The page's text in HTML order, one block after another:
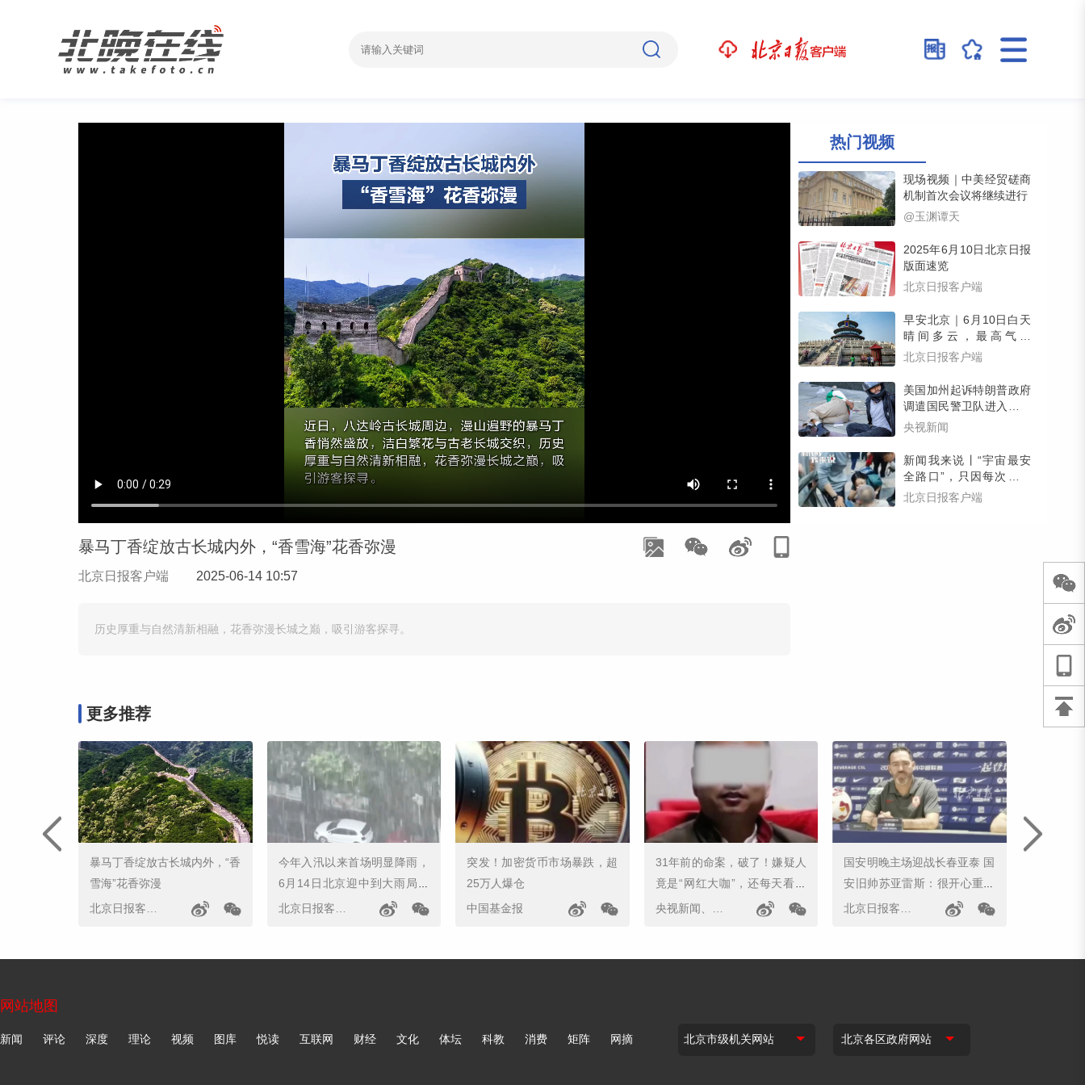
热门视频
现场视频｜中美经贸磋商
机制首次会议将继续进行
@玉渊谭天
2025年6月10日北京日报
版面速览
北京日报客户端
早安北京｜6月10日白天
晴间多云，最高气温
34℃，限号2和7
北京日报客户端
美国加州起诉特朗普政府
调遣国民警卫队进入洛杉
矶
央视新闻
新闻我来说丨“宇宙最安
全路口”，只因每次都有
人出手
北京日报客户端
暴马丁香绽放古长城内外，“香雪海”花香弥漫
北京日报客户端 2025-06-14 10:57
历史厚重与自然清新相融，花香弥漫长城之巅，吸引游客探寻。
更多推荐
暴马丁香绽放古长城内外，“香
雪海”花香弥漫
今年入汛以来首场明显降雨，
6月14日北京迎中到大雨局地
暴雨
突发！加密货币市场暴跌，超
25万人爆仓
中国基金报
31年前的命案，破了！嫌疑人
竟是“网红大咖”，还每天看法
治新闻
国安明晚主场迎战长春亚泰 国
安旧帅苏亚雷斯：很开心重回
工体
网站地图
新闻 评论 深度 理论 视频 图库 悦读 互联网 财经 文化 体坛 科教 消费 矩阵 网摘